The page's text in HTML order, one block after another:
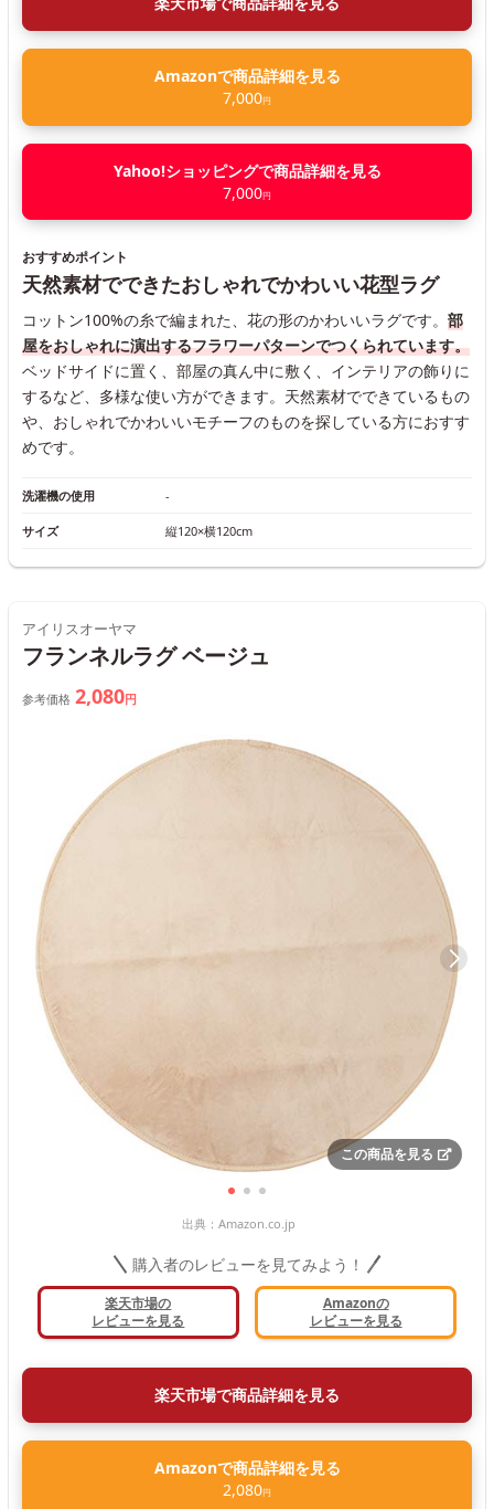
Amazonで商品詳細を見る
7,000円
Yahoo!ショッピングで商品詳細を見る
7,000円
おすすめポイント
天然素材でできたおしゃれでかわいい花型ラグ
コットン100%の糸で編まれた、花の形のかわいいラグです。 部
屋をおしゃれに演出するフラワーパターンでつくられています。
ベッドサイドに置く、部屋の真ん中に敷く、インテリアの飾りに
するなど、多様な使い方ができます。天然素材でできているもの
や、おしゃれでかわいいモチーフのものを探している方におすす
めです。
洗濯機の使用 -
サイズ 縦120×横120cm
アイリスオーヤマ
フランネルラグ ベージュ
参考価格 2,080円
この商品を見る
出典： Amazon.co.jp
購入者のレビューを見てみよう！
楽天市場の
レビューを見る
Amazonの
レビューを見る
楽天市場で商品詳細を見る
Amazonで商品詳細を見る
2,080円